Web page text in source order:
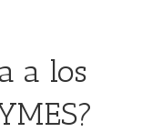
a los